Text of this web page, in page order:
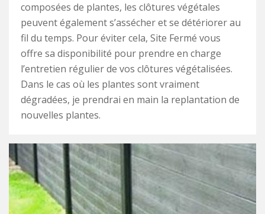
composées de plantes, les clôtures végétales
peuvent également s’assécher et se détériorer au
fil du temps. Pour éviter cela, Site Fermé vous
offre sa disponibilité pour prendre en charge
l’entretien régulier de vos clôtures végétalisées.
Dans le cas où les plantes sont vraiment
dégradées, je prendrai en main la replantation de
nouvelles plantes.